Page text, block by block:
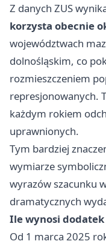
Z danych ZUS
korzysta obecnie
województwach
dolnośląskim, co
rozmieszczeniem
represjonowanych.
każdym rokiem
uprawnionych.
Tym bardziej
wymiarze
wyrazów szacunku
dramatycznych
Ile wynosi dodatek
Od 1 marca 2025